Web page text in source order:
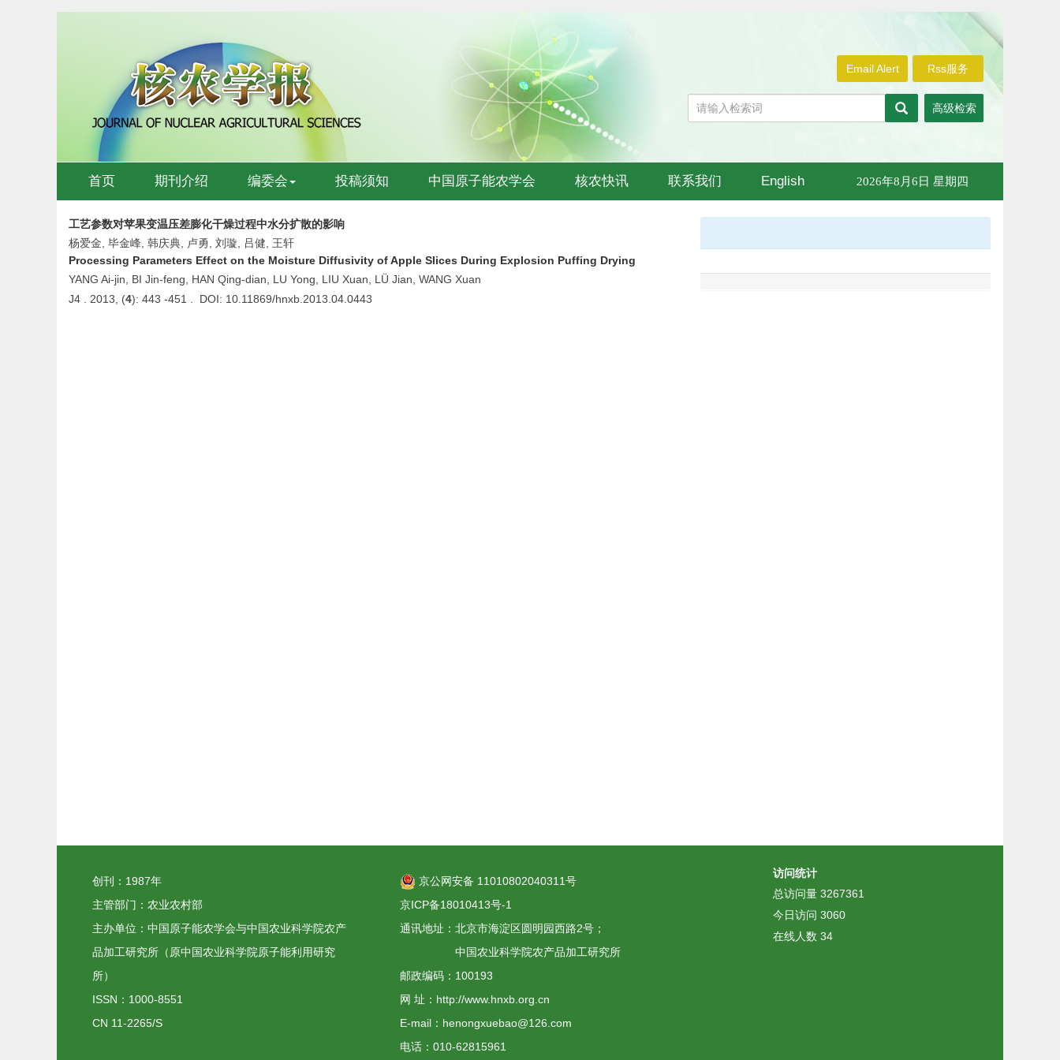
Rss服务
Email Alert
高级检索
首页 期刊介绍 编委会 投稿须知 中国原子能农学会 核农快讯 联系我们 English 2026年8月6日 星期四
工艺参数对苹果变温压差膨化干燥过程中水分扩散的影响
杨爱金, 毕金峰, 韩庆典, 卢勇, 刘璇, 吕健, 王轩
Processing Parameters Effect on the Moisture Diffusivity of Apple Slices During Explosion Puffing Drying
YANG Ai-jin, BI Jin-feng, HAN Qing-dian, LU Yong, LIU Xuan, LÜ Jian, WANG Xuan
J4 . 2013, (4): 443 -451 . DOI: 10.11869/hnxb.2013.04.0443
创刊：1987年
主管部门：农业农村部
主办单位：中国原子能农学会与中国农业科学院农产
品加工研究所（原中国农业科学院原子能利用研究
所）
ISSN：1000-8551
CN 11-2265/S
京公网安备 11010802040311号
京ICP备18010413号-1
通讯地址：北京市海淀区圆明园西路2号；
中国农业科学院农产品加工研究所
邮政编码：100193
网 址：http://www.hnxb.org.cn
E-mail：henongxuebao@126.com
电话：010-62815961
访问统计
总访问量 3267361
今日访问 3060
在线人数 34